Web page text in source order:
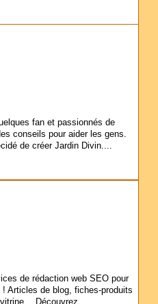
fan et passionnés de
conseils pour aider les gens.
de créer Jardin Divin....
de rédaction web SEO pour
Articles de blog, fiches-produits
Découvrez...